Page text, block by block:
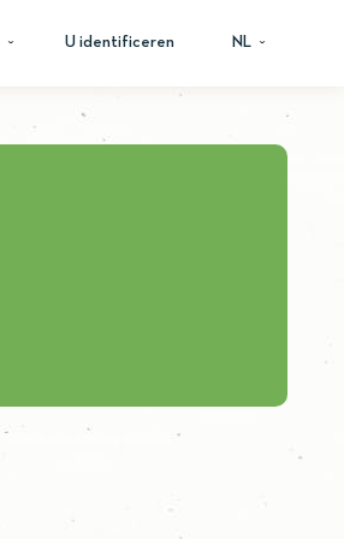
U identificeren NL